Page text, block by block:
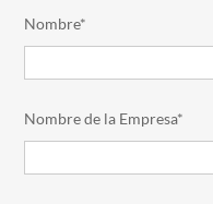
Nombre*
Nombre de la Empresa*